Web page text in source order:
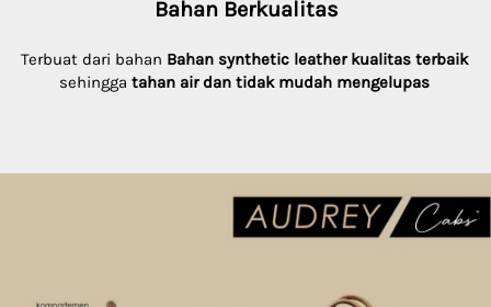
Bahan Berkualitas
Terbuat dari bahan Bahan synthetic leather kualitas terbaik
sehingga tahan air dan tidak mudah mengelupas